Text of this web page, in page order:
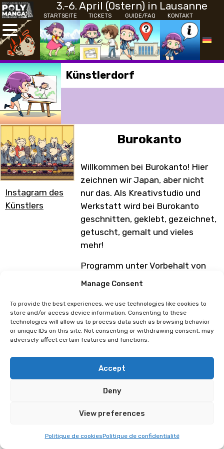
Manage Consent
To provide the best experiences, we use technologies like cookies to
store and/or access device information. Consenting to these
technologies will allow us to process data such as browsing behavior
or unique IDs on this site. Not consenting or withdrawing consent, may
adversely affect certain features and functions.
Accept
Deny
View preferences
Politique de cookiesPolitique de confidentialité
3.-6. April (Ostern) in Lausanne
STARTSEITE TICKETS GUIDE/FAQ KONTAKT
Künstlerdorf
Instagram des
Künstlers
Burokanto
Willkommen bei Burokanto! Hier
zeichnen wir Japan, aber nicht
nur das. Als Kreativstudio und
Werkstatt wird bei Burokanto
geschnitten, geklebt, gezeichnet,
getuscht, gemalt und vieles
mehr!
Programm unter Vorbehalt von
Änderungen
Mwoaa Laetitia Marcelino